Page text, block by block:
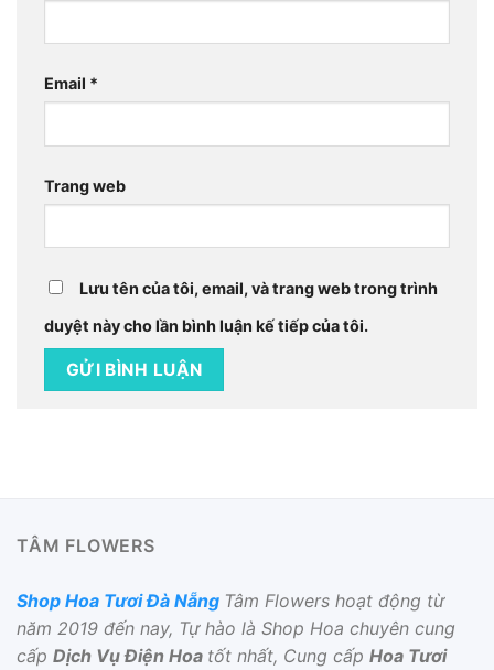
Email *
Trang web
Lưu tên của tôi, email, và trang web trong trình
duyệt này cho lần bình luận kế tiếp của tôi.
TÂM FLOWERS
Shop Hoa Tươi Đà Nẵng Tâm Flowers hoạt động từ
năm 2019 đến nay, Tự hào là Shop Hoa chuyên cung
cấp Dịch Vụ Điện Hoa tốt nhất, Cung cấp Hoa Tươi